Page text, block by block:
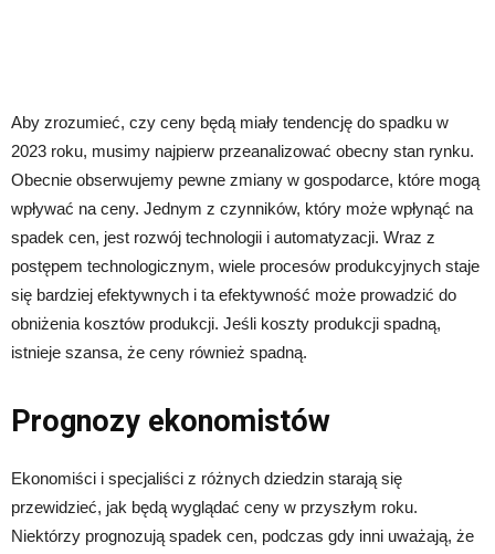
Aby zrozumieć, czy ceny będą miały tendencję do spadku w
2023 roku, musimy najpierw przeanalizować obecny stan rynku.
Obecnie obserwujemy pewne zmiany w gospodarce, które mogą
wpływać na ceny. Jednym z czynników, który może wpłynąć na
spadek cen, jest rozwój technologii i automatyzacji. Wraz z
postępem technologicznym, wiele procesów produkcyjnych staje
się bardziej efektywnych i ta efektywność może prowadzić do
obniżenia kosztów produkcji. Jeśli koszty produkcji spadną,
istnieje szansa, że ceny również spadną.
Prognozy ekonomistów
Ekonomiści i specjaliści z różnych dziedzin starają się
przewidzieć, jak będą wyglądać ceny w przyszłym roku.
Niektórzy prognozują spadek cen, podczas gdy inni uważają, że